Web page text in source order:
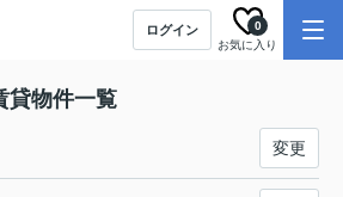
ログイン
お気に入り
0
貸物件一覧
変更